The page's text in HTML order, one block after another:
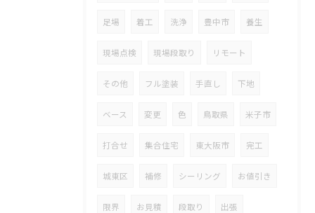
足場 着工 洗浄 豊中市 養生
現場点検 現場段取り リモート
その他 フル塗装 手直し 下地
ベース 変更 色 鳥取県 米子市
打合せ 集合住宅 東大阪市 完工
城東区 補修 シーリング お値引き
限界 お見積 段取り 出張